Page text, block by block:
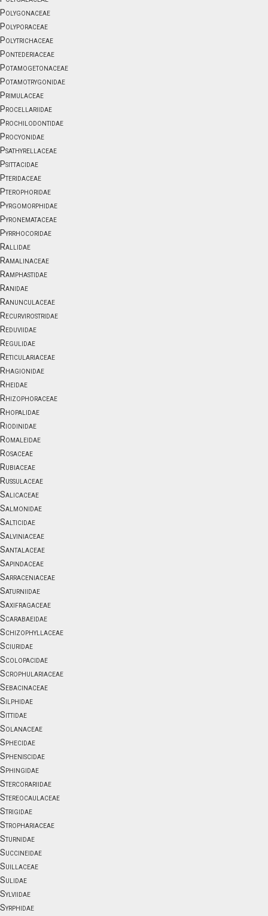
Polygonaceae
Polyporaceae
Polytrichaceae
Pontederiaceae
Potamogetonaceae
Potamotrygonidae
Primulaceae
Procellariidae
Prochilodontidae
Procyonidae
Psathyrellaceae
Psittacidae
Pteridaceae
Pterophoridae
Pyrgomorphidae
Pyronemataceae
Pyrrhocoridae
Rallidae
Ramalinaceae
Ramphastidae
Ranidae
Ranunculaceae
Recurvirostridae
Reduviidae
Regulidae
Reticulariaceae
Rhagionidae
Rheidae
Rhizophoraceae
Rhopalidae
Riodinidae
Romaleidae
Rosaceae
Rubiaceae
Russulaceae
Salicaceae
Salmonidae
Salticidae
Salviniaceae
Santalaceae
Sapindaceae
Sarraceniaceae
Saturniidae
Saxifragaceae
Scarabaeidae
Schizophyllaceae
Sciuridae
Scolopacidae
Scrophulariaceae
Sebacinaceae
Silphidae
Sittidae
Solanaceae
Sphecidae
Spheniscidae
Sphingidae
Stercorariidae
Stereocaulaceae
Strigidae
Strophariaceae
Sturnidae
Succineidae
Suillaceae
Sulidae
Sylviidae
Syrphidae